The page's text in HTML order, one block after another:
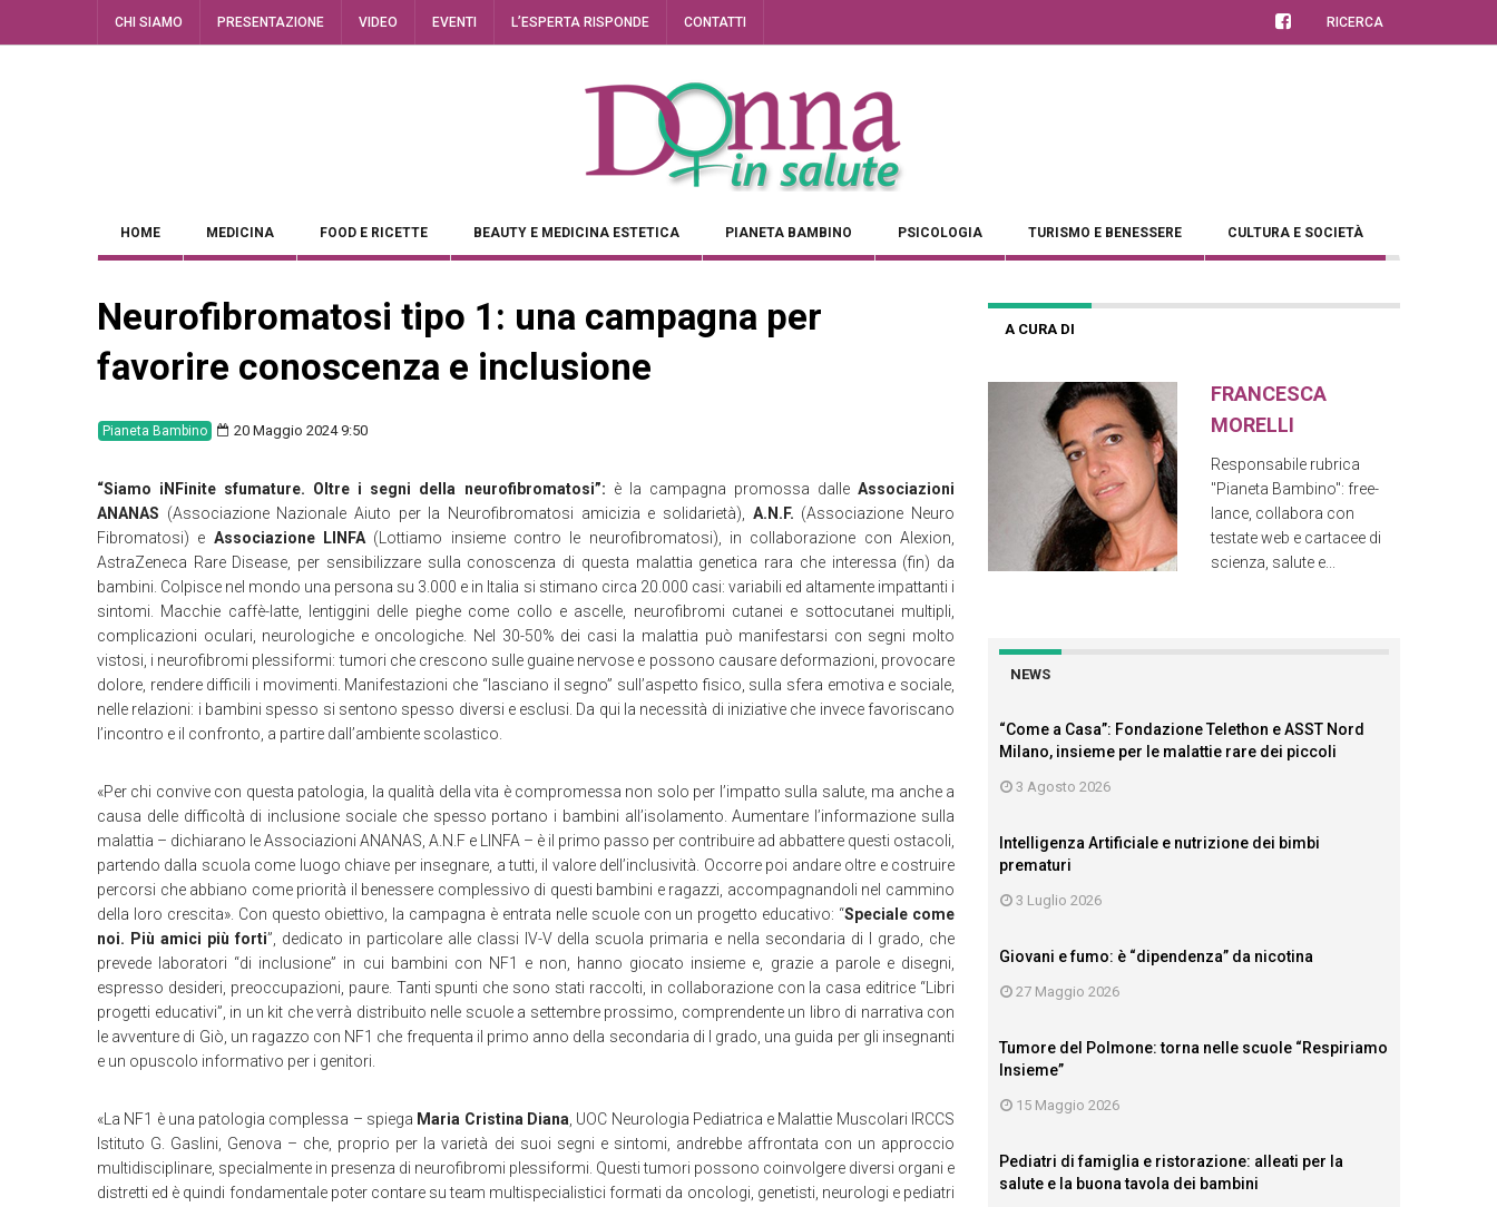
CHI SIAMO PRESENTAZIONE VIDEO EVENTI L’ESPERTA RISPONDE CONTATTI RICERCA
HOME MEDICINA FOOD E RICETTE BEAUTY E MEDICINA ESTETICA PIANETA BAMBINO PSICOLOGIA TURISMO E BENESSERE CULTURA E SOCIETÀ
Neurofibromatosi tipo 1: una campagna per
favorire conoscenza e inclusione
Pianeta Bambino 20 Maggio 2024 9:50
“Siamo iNFinite sfumature. Oltre i segni della neurofibromatosi”: è la campagna promossa dalleAssociazioni
ANANAS (Associazione Nazionale Aiuto per la Neurofibromatosi amicizia e solidarietà), A.N.F. (Associazione Neuro
Fibromatosi) e Associazione LINFA (Lottiamo insieme contro le neurofibromatosi), in collaborazione con Alexion,
AstraZeneca Rare Disease, per sensibilizzare sulla conoscenza di questa malattia genetica rara che interessa (fin) da
bambini. Colpisce nel mondo una persona su 3.000 e in Italia si stimano circa 20.000 casi: variabili ed altamente impattanti i
sintomi. Macchie caffè-latte, lentiggini delle pieghe come collo e ascelle, neurofibromi cutanei e sottocutanei multipli,
complicazioni oculari, neurologiche e oncologiche. Nel 30-50% dei casi la malattia può manifestarsi con segni molto
vistosi, i neurofibromi plessiformi: tumori che crescono sulle guaine nervose e possono causare deformazioni, provocare
dolore, rendere difficili i movimenti. Manifestazioni che “lasciano il segno” sull’aspetto fisico, sulla sfera emotiva e sociale,
nelle relazioni: i bambini spesso si sentono spesso diversi e esclusi. Da qui la necessità di iniziative che invece favoriscano
l’incontro e il confronto, a partire dall’ambiente scolastico.
«Per chi convive con questa patologia, la qualità della vita è compromessa non solo per l’impatto sulla salute, ma anche a
causa delle difficoltà di inclusione sociale che spesso portano i bambini all’isolamento. Aumentare l’informazione sulla
malattia – dichiarano le Associazioni ANANAS, A.N.F e LINFA – è il primo passo per contribuire ad abbattere questi ostacoli,
partendo dalla scuola come luogo chiave per insegnare, a tutti, il valore dell’inclusività. Occorre poi andare oltre e costruire
percorsi che abbiano come priorità il benessere complessivo di questi bambini e ragazzi, accompagnandoli nel cammino
della loro crescita». Con questo obiettivo, la campagna è entrata nelle scuole con un progetto educativo: “Speciale come
noi. Più amici più forti”, dedicato in particolare alle classi IV-V della scuola primaria e nella secondaria di I grado, che
prevede laboratori “di inclusione” in cui bambini con NF1 e non, hanno giocato insieme e, grazie a parole e disegni,
espresso desideri, preoccupazioni, paure. Tanti spunti che sono stati raccolti, in collaborazione con la casa editrice “Libri
progetti educativi”, in un kit che verrà distribuito nelle scuole a settembre prossimo, comprendente un libro di narrativa con
le avventure di Giò, un ragazzo con NF1 che frequenta il primo anno della secondaria di I grado, una guida per gli insegnanti
e un opuscolo informativo per i genitori.
«La NF1 è una patologia complessa – spiega Maria Cristina Diana , UOC Neurologia Pediatrica e Malattie Muscolari IRCCS
Istituto G. Gaslini, Genova – che, proprio per la varietà dei suoi segni e sintomi, andrebbe affrontata con un approccio
multidisciplinare, specialmente in presenza di neurofibromi plessiformi. Questi tumori possono coinvolgere diversi organi e
distretti ed è quindi fondamentale poter contare su team multispecialistici formati da oncologi, genetisti, neurologi e pediatri
A CURA DI
FRANCESCA
MORELLI
Responsabile rubrica
"Pianeta Bambino": free-
lance, collabora con
testate web e cartacee di
scienza, salute e...
NEWS
“Come a Casa”: Fondazione Telethon e ASST Nord
Milano, insieme per le malattie rare dei piccoli
3 Agosto 2026
Intelligenza Artificiale e nutrizione dei bimbi
prematuri
3 Luglio 2026
Giovani e fumo: è “dipendenza” da nicotina
27 Maggio 2026
Tumore del Polmone: torna nelle scuole “Respiriamo
Insieme”
15 Maggio 2026
Pediatri di famiglia e ristorazione: alleati per la
salute e la buona tavola dei bambini